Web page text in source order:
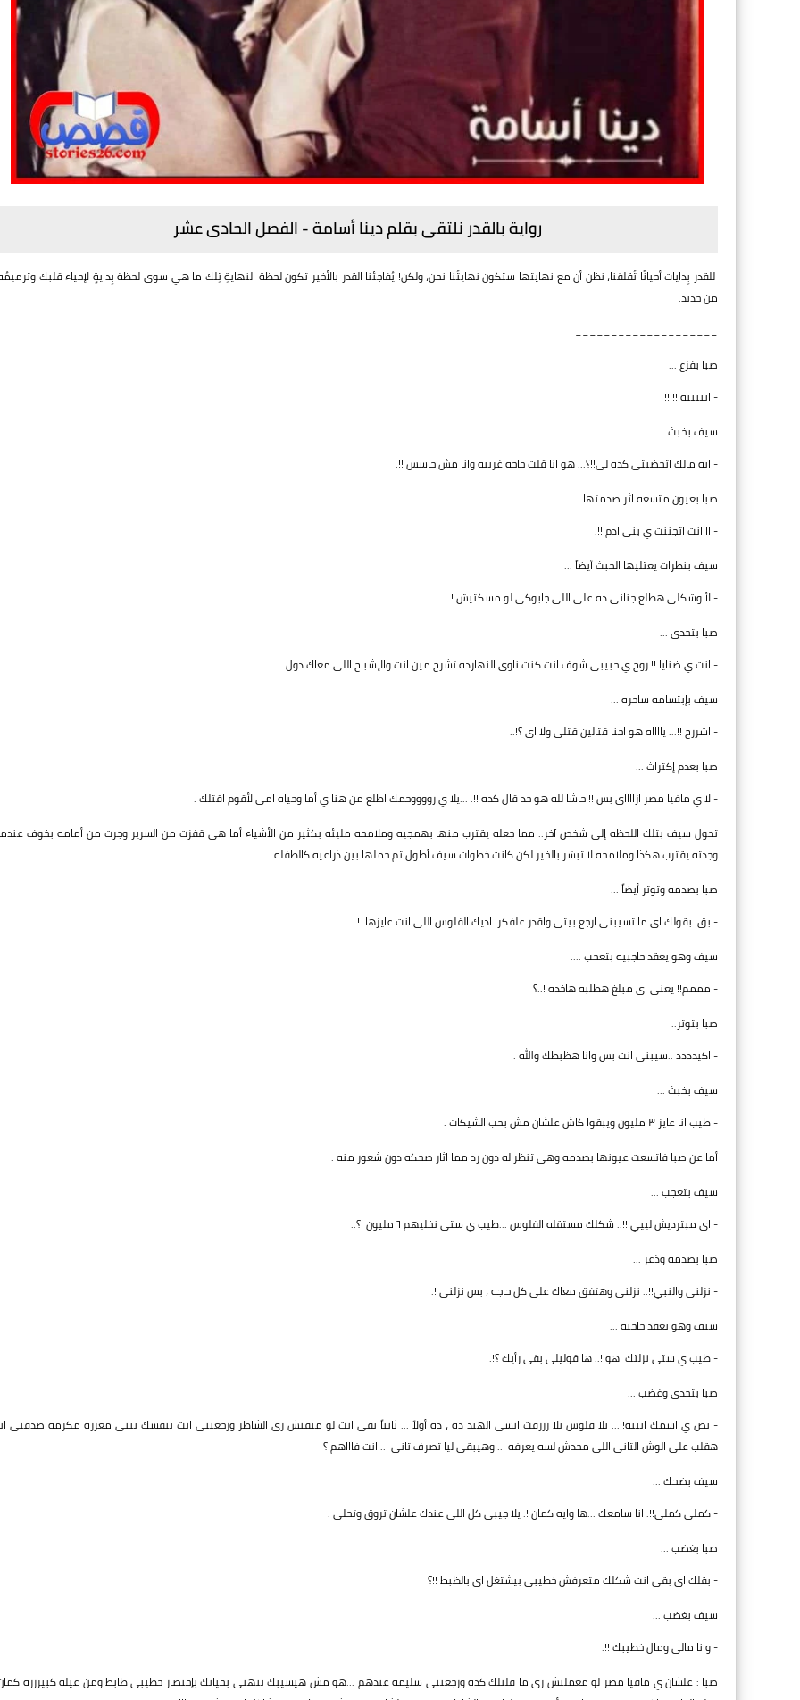
رواية بالقدر نلتقى بقلم دينا أسامة - الفصل الحادى عشر
للقدر بِدايات أحيانًا تُقلقنا، نظن أن مع نهايتها ستكون نهايتُنا نحن، ولكن! يُفاجئنا القدر بالأخير تكون لحظة النهايةِ تِلك ما هي سوى لحظة بِدايةٍ لإحياء قلبك
من جديد.
____________________
صبا بفزع ...
- ايييييه!!!!!!
سيف بخبث ...
- ايه مالك اتخضيتى كده لى!!؟... هو انا قلت حاجه غريبه وانا مش حاسس !!.
صبا بعيون متسعه اثر صدمتها....
- اااانت اتجننت ي بنى ادم !!.
سيف بنظرات يعتليها الخبث أيضاً ...
- لأ وشكلى هطلع جنانى ده على اللى جابوكى لو مسكتيش !
صبا بتحدى ...
- انت ي ضنايا !! روح ي حبيبى شوف انت كنت ناوى النهارده تشرح مين انت والإشباح اللى معاك دول .
سيف بإبتسامه ساحره ...
- اشررح !!... يااااه هو احنا قتالين قتلى ولا اى ؟!..
صبا بعدم إكتراث ...
- لا ي مافيا مصر ازااااى بس !! حاشا لله هو حد قال كده !!. ...يلا ي رووووحمك اطلع من هنا ي أما وحياه امى لأقوم اقتلك .
تحول سيف بتلك اللحظه إلى شخص آخر.. مما جعله يقترب منها بهمجيه وملامحه مليئه بكثير من الأشياء أما هى قفزت من السرير وجرت من أمامه بخوف
وجدته يقترب هكذا وملامحه لا تبشر بالخير لكن كانت خطوات سيف أطول ثم حملها بين ذراعيه كالطفله .
صبا بصدمه وتوتر أيضاً ...
- بق..بقولك اى ما تسيبنى ارجع بيتى واقدر علفكرا اديك الفلوس اللى انت عايزها .!
سيف وهو يعقد حاجبيه بتعجب ....
- مممم!! يعنى اى مبلغ هطلبه هاخده !..؟
صبا بتوتر..
- اكيدددد ..سيبنى انت بس وانا هظبطك والله .
سيف بخبث ...
- طيب انا عايز ٣ مليون ويبقوا كاش علشان مش بحب الشيكات .
أما عن صبا فاتسعت عيونها بصدمه وهى تنظر له دون رد مما اثار ضحكه دون شعور منه .
سيف بتعجب ...
- اى مبترديش لييي!!!.. شكلك مستقله الفلوس ...طيب ي ستى نخليهم ٦ مليون !؟..
صبا بصدمه وذعر ...
- نزلنى والنبي!!.. نزلنى وهتفق معاك على كل حاجه ، بس نزلنى !.
سيف وهو يعقد حاجبه ...
- طيب ي ستى نزلتك اهو !.. ها قوليلى بقى رأيك ؟!.
صبا بتحدى وغضب ...
- بص ي اسمك ايييه!!... بلا فلوس بلا زززفت انسى الهبد ده ، ده أولاً ... ثانياً بقى انت لو مبقتش زى الشاطر ورجعتنى انت بنفسك بيتى معززه مكرمه صدقنى
هقلب على الوش التانى اللى محدش لسه يعرفه !.. وهيبقى ليا تصرف تانى !.. انت فاااهم!؟
سيف بضحك ...
- كملى كملى!!. انا سامعك ...ها وايه كمان !. يلا جيبى كل اللى عندك علشان تروق وتحلى .
صبا بغضب ...
- بقلك اى بقى انت شكلك متعرفش خطيبى بيشتغل اى بالظبط !!؟
سيف بغضب ...
- وانا مالى ومال خطيبك !!.
صبا : علشان ي مافيا مصر لو معملتش زى ما قلتلك كده ورجعتنى سليمه عندهم ...هو مش هيسيبك تتهنى بحياتك بإختصار خطيبى ظابط ومن عيله كبيررره